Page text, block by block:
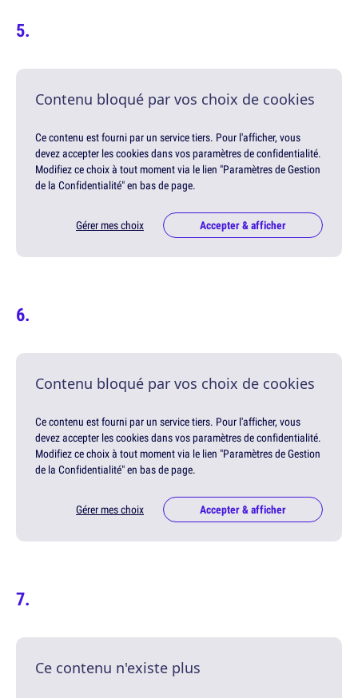
Contenu bloqué par vos choix de cookies
Ce contenu est fourni par un service tiers. Pour l'afficher, vous
devez accepter les cookies dans vos paramètres de confidentialité.
Modifiez ce choix à tout moment via le lien "Paramètres de Gestion
de la Confidentialité" en bas de page.
Gérer mes choix Accepter & afficher
Contenu bloqué par vos choix de cookies
Ce contenu est fourni par un service tiers. Pour l'afficher, vous
devez accepter les cookies dans vos paramètres de confidentialité.
Modifiez ce choix à tout moment via le lien "Paramètres de Gestion
de la Confidentialité" en bas de page.
Gérer mes choix Accepter & afficher
Ce contenu n'existe plus